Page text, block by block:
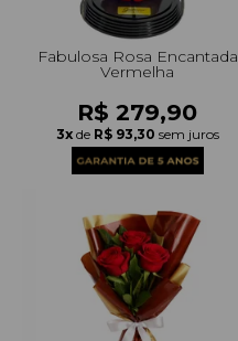
Fabulosa Rosa Encantada
Vermelha
R$ 279,90
3x de R$ 93,30 sem juros